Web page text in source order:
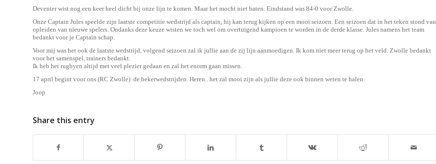
Deventer wist nog een keer heel dicht bij onze lijn te komen. Maar het mocht niet baten. Eindstand was 84-0 voor Zwolle.
Onze Captain Jules speelde zijn laatste competitie wedstrijd als captain, hij kan terug kijken op een mooi seizoen. Een seizoen dat in het teken stond van
opleiden van nieuwe spelers. Ondanks deze keuze wisten we toch wel om overtuigend kampioen te worden in de derde klasse. Jules namens het team
bedankt voor je Captain schap.
Voor mij was het ook de laatste wedstrijd, volgend seizoen zal ik jullie aan de zij lijn aanmoedigen. Ik kom niet meer terug op het veld. Zwolle bedankt
voor het samenspel, trainers bedankt.
Ik heb het rugbyen altijd met veel plezier gedaan en zal het enorm gaan missen.
17 april begint voor ons (RC Zwolle) de bekerwedstrijden. Heren.. het zal mooi zijn als jullie deze ook binnen weten te halen.
Joop
Share this entry